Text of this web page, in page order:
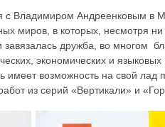
с Владимиром Андреенковым в
миров, в которых, несмотря
дружба, во многом
экономических и
возможность на свой лад
из серий «Вертикали» и